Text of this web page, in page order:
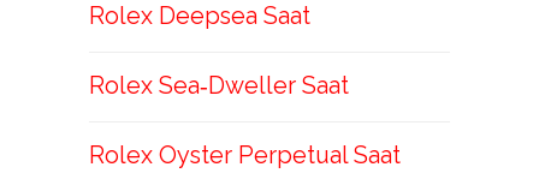
Rolex Deepsea Saat
Rolex Sea‑Dweller Saat
Rolex Oyster Perpetual Saat